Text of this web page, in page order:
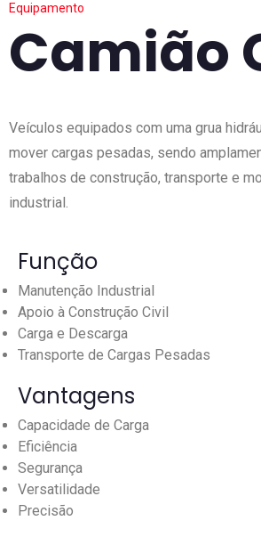
Equipamento
Camião
Veículos equipados com uma grua
mover cargas pesadas, sendo
trabalhos de construção, transporte e
industrial.
Função
Manutenção Industrial
Apoio à Construção Civil
Carga e Descarga
Transporte de Cargas Pesadas
Vantagens
Capacidade de Carga
Eficiência
Segurança
Versatilidade
Precisão